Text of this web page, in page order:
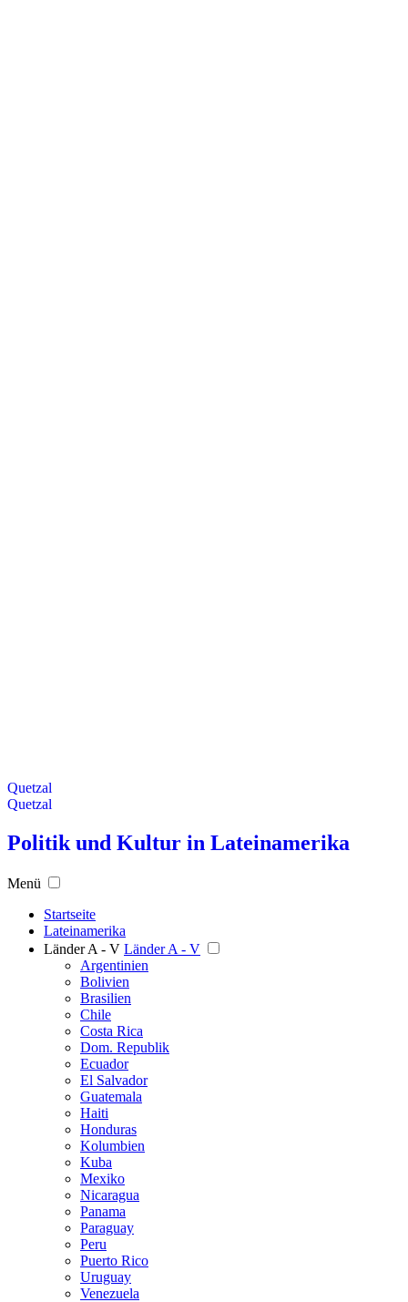
Quetzal
Quetzal
Politik und Kultur in Lateinamerika
Menü
Startseite
Lateinamerika
Länder A - V Länder A - V
Argentinien
Bolivien
Brasilien
Chile
Costa Rica
Dom. Republik
Ecuador
El Salvador
Guatemala
Haiti
Honduras
Kolumbien
Kuba
Mexiko
Nicaragua
Panama
Paraguay
Peru
Puerto Rico
Uruguay
Venezuela